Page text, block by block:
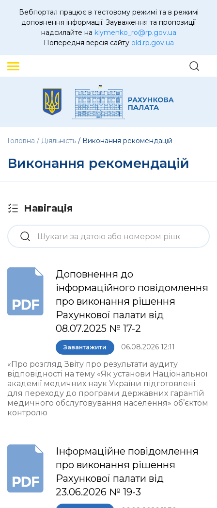
Вебпортал працює в тестовому режимі та в режимі
доповнення інформації. Зауваження та пропозиції
надсилайте на klymenko_ro@rp.gov.ua
Попередня версія сайту old.rp.gov.ua
Головна Діяльність Виконання рекомендацій
Виконання рекомендацій
Навігація
Доповнення до
інформаційного повідомлення
про виконання рішення
Рахункової палати від
08.07.2025 № 17-2
Завантажити 06.08.2026 12:11
«Про розгляд Звіту про результати аудиту
відповідності на тему «Як установи Національної
академії медичних наук України підготовлені
для переходу до програми державних гарантій
медичного обслуговування населення» об’єктом
контролю
Інформаційне повідомлення
про виконання рішення
Рахункової палати від
23.06.2026 № 19-3